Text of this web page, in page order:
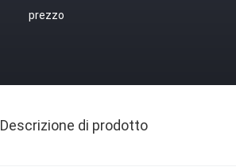
prezzo
Descrizione di prodotto